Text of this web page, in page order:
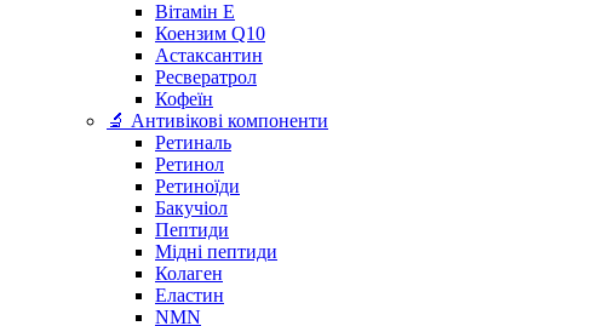
Вітамін Е
Коензим Q10
Астаксантин
Ресвератрол
Кофеїн
🔬 Антивікові компоненти
Ретиналь
Ретинол
Ретиноїди
Бакучіол
Пептиди
Мідні пептиди
Колаген
Еластин
NMN